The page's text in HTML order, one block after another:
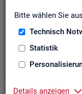
Bitte wählen Sie
Technisch
Statistik
Details anzeigen
Der Bericht
Entwicklung